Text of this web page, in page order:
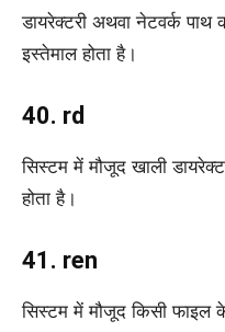
डायरेक्टरी अथवा नेटवर्क
इस्तेमाल होता है।
40. rd
सिस्टम में मौजूद खाली
होता है।
41. ren
सिस्टम में मौजूद किसी